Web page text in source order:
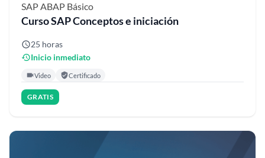
SAP ABAP Básico
Curso SAP Conceptos e iniciación
25 horas
Inicio inmediato
Video Certificado
GRATIS